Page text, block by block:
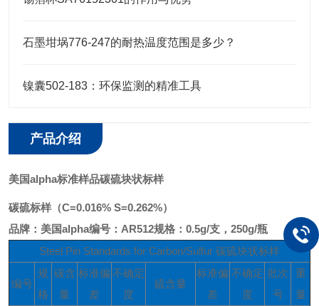
石墨坩埚776-247的耐热温度范围是多少？
镍囊502-183：环保监测的精准工具
产品介绍
美国alpha标准样品碳硫块状标样
碳硫标样（C=0.016% S=0.262%）
品牌：美国alpha编号：AR512规格：0.5g/支，250g/瓶
Steel Pin Standards for Carbon/Sulfur 碳硫块状标样
编号
规
格
碳含
量
标准偏
差
不确定
度
硫含量
标准偏
差
不确定
度
批次
号
重
量